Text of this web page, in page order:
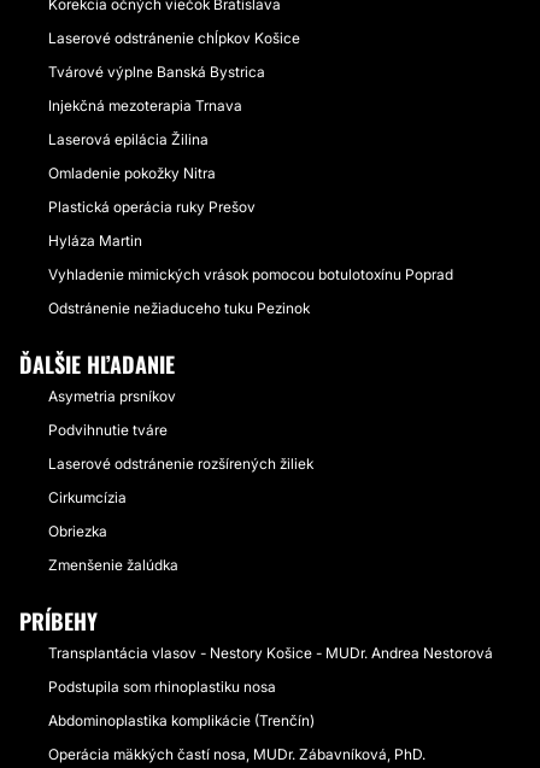
Korekcia očných viečok Bratislava
Laserové odstránenie chĺpkov Košice
Tvárové výplne Banská Bystrica
Injekčná mezoterapia Trnava
Laserová epilácia Žilina
Omladenie pokožky Nitra
Plastická operácia ruky Prešov
Hyláza Martin
Vyhladenie mimických vrások pomocou botulotoxínu Poprad
Odstránenie nežiaduceho tuku Pezinok
ĎALŠIE HĽADANIE
Asymetria prsníkov
Podvihnutie tváre
Laserové odstránenie rozšírených žiliek
Cirkumcízia
Obriezka
Zmenšenie žalúdka
PRÍBEHY
Transplantácia vlasov - Nestory Košice - MUDr. Andrea Nestorová
Podstupila som rhinoplastiku nosa
Abdominoplastika komplikácie (Trenčín)
Operácia mäkkých častí nosa, MUDr. Zábavníková, PhD.